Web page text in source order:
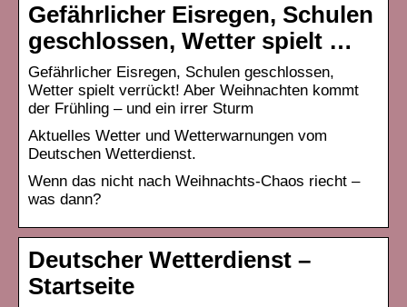
Gefährlicher Eisregen, Schulen
geschlossen, Wetter spielt …
Gefährlicher Eisregen, Schulen geschlossen,
Wetter spielt verrückt! Aber Weihnachten kommt
der Frühling – und ein irrer Sturm
Aktuelles Wetter und Wetterwarnungen vom
Deutschen Wetterdienst.
Wenn das nicht nach Weihnachts-Chaos riecht –
was dann?
Deutscher Wetterdienst –
Startseite